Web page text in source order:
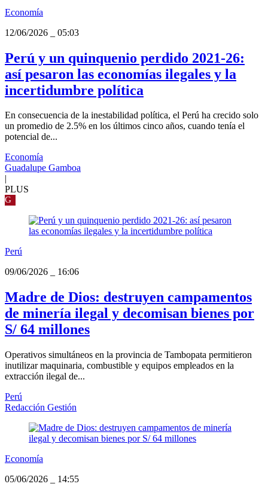
Economía
12/06/2026
05:03
Perú y un quinquenio perdido 2021-26:
así pesaron las economías ilegales y la
incertidumbre política
En consecuencia de la inestabilidad política, el Perú ha crecido solo
un promedio de 2.5% en los últimos cinco años, cuando tenía el
potencial de...
Economía
Guadalupe Gamboa
|
PLUS
G
Perú
09/06/2026
16:06
Madre de Dios: destruyen campamentos
de minería ilegal y decomisan bienes por
S/ 64 millones
Operativos simultáneos en la provincia de Tambopata permitieron
inutilizar maquinaria, combustible y equipos empleados en la
extracción ilegal de...
Perú
Redacción Gestión
Economía
05/06/2026
14:55